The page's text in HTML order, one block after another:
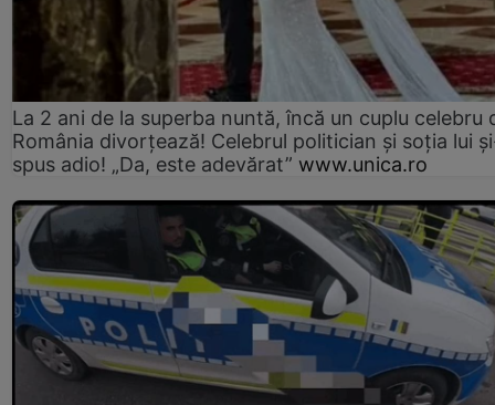
La 2 ani de la superba nuntă, încă un cuplu celebru
România divorțează! Celebrul politician și soția lui
spus adio! „Da, este adevărat” www.unica.ro